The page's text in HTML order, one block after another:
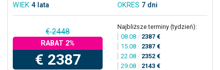
WIEK 4 lata OKRES 7 dni
€ 2448
RABAT 2%
€ 2387
Najbliższe terminy (tydzień):
08.08 / 2387 €
15.08 / 2387 €
22.08 / 2352 €
29.08 / 2143 €